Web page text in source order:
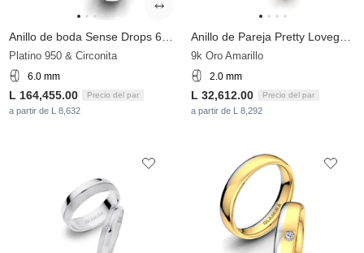
Platino 950 & Circonita
6.0 mm
L 164,455.00 Precio del par
a partir de L 8,632
9k Oro Amarillo
2.0 mm
L 32,612.00 Precio del par
a partir de L 8,292